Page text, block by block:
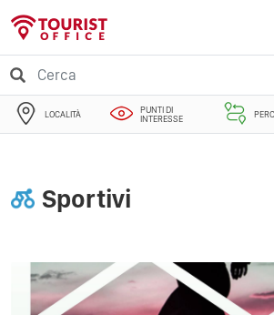
LOCALITÀ
PUNTI DI
INTERESSE
Sportivi